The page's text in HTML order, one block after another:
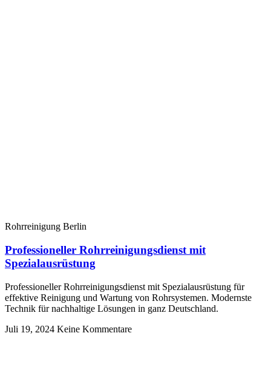
Rohrreinigung Berlin
Professioneller Rohrreinigungsdienst mit
Spezialausrüstung
Professioneller Rohrreinigungsdienst mit Spezialausrüstung für
effektive Reinigung und Wartung von Rohrsystemen. Modernste
Technik für nachhaltige Lösungen in ganz Deutschland.
Juli 19, 2024 Keine Kommentare